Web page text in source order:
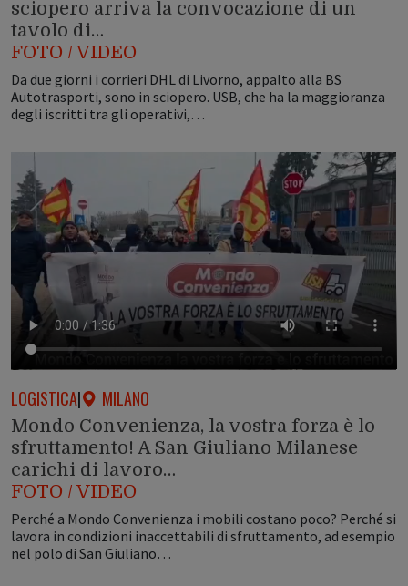
sciopero arriva la convocazione di un
tavolo di…
FOTO / VIDEO
Da due giorni i corrieri DHL di Livorno, appalto alla BS
Autotrasporti, sono in sciopero. USB, che ha la maggioranza
degli iscritti tra gli operativi,…
LOGISTICA| MILANO
Mondo Convenienza, la vostra forza è lo
sfruttamento! A San Giuliano Milanese
carichi di lavoro…
FOTO / VIDEO
Perché a Mondo Convenienza i mobili costano poco? Perché si
lavora in condizioni inaccettabili di sfruttamento, ad esempio
nel polo di San Giuliano…